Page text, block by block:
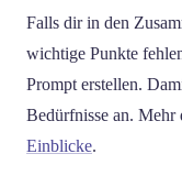
Falls dir in den
wichtige Punkte
Prompt erstellen.
Bedürfnisse an. Mehr
Einblicke.